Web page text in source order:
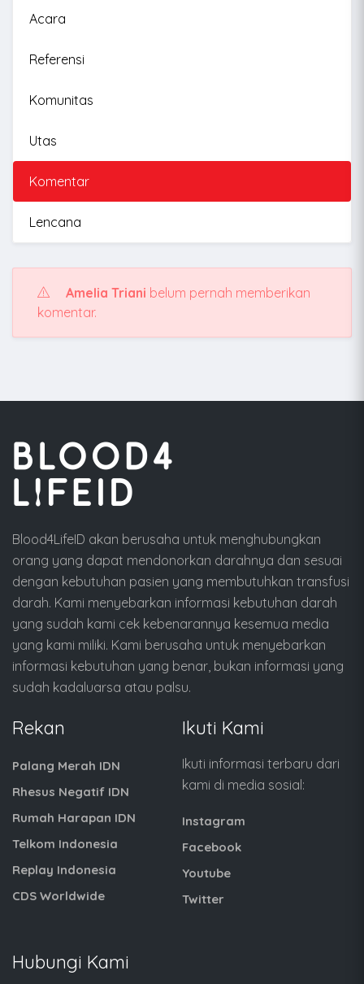
Acara
Referensi
Komunitas
Utas
Komentar
Lencana
Amelia Triani belum pernah memberikan
komentar.
Blood4LifeID akan berusaha untuk menghubungkan
orang yang dapat mendonorkan darahnya dan sesuai
dengan kebutuhan pasien yang membutuhkan transfusi
darah. Kami menyebarkan informasi kebutuhan darah
yang sudah kami cek kebenarannya kesemua media
yang kami miliki. Kami berusaha untuk menyebarkan
informasi kebutuhan yang benar, bukan informasi yang
sudah kadaluarsa atau palsu.
Rekan
Palang Merah IDN
Rhesus Negatif IDN
Rumah Harapan IDN
Telkom Indonesia
Replay Indonesia
CDS Worldwide
Ikuti Kami
Ikuti informasi terbaru dari
kami di media sosial:
Instagram
Facebook
Youtube
Twitter
Hubungi Kami